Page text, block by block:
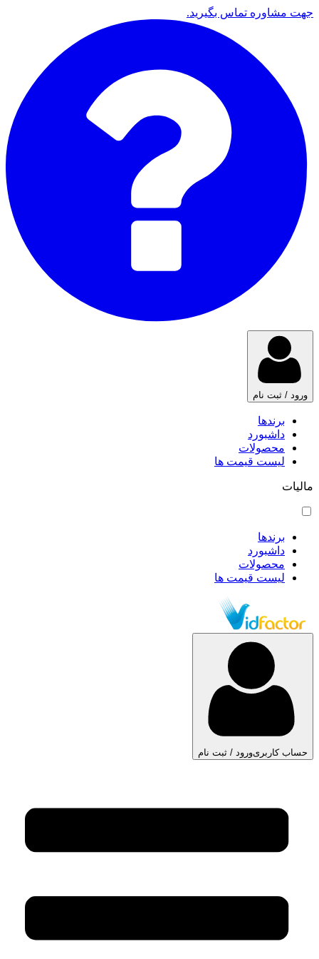
جهت مشاوره تماس بگیرید.
ورود / ثبت نام
برندها
داشبورد
محصولات
لیست قیمت ها
مالیات
برندها
داشبورد
محصولات
لیست قیمت ها
حساب کاربریورود / ثبت نام